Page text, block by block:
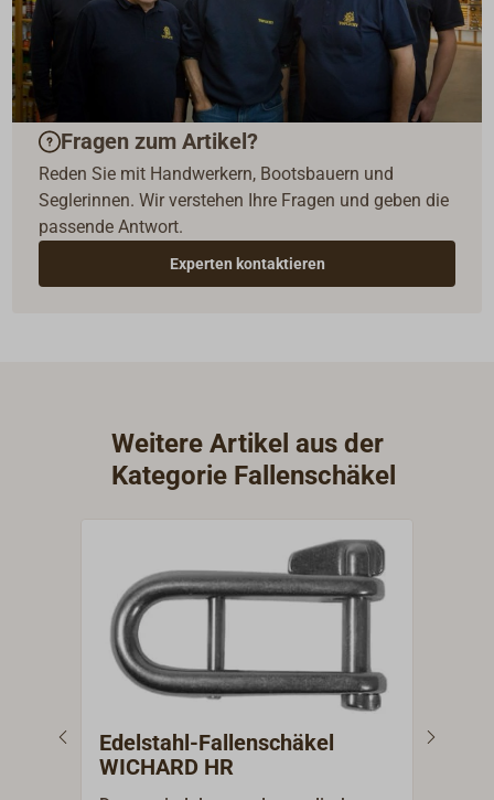
Fragen zum Artikel?
Reden Sie mit Handwerkern, Bootsbauern und
Seglerinnen. Wir verstehen Ihre Fragen und geben die
passende Antwort.
Experten kontaktieren
Weitere Artikel aus der
Kategorie Fallenschäkel
Edelstahl-Fallenschäkel
WICHARD HR